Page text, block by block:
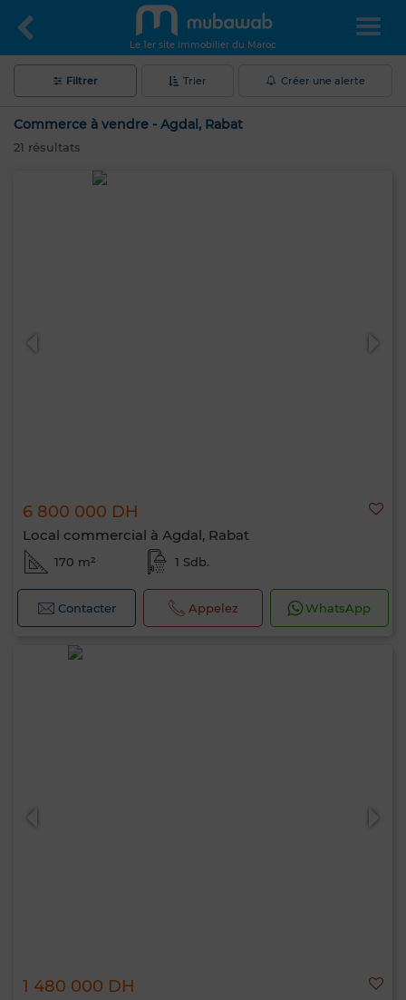
Le 1er site immobilier du Maroc
Filtrer Trier Créer une alerte
Commerce à vendre - Agdal, Rabat
21 résultats
6 800 000 DH
Local commercial à Agdal, Rabat
170 m² 1 Sdb.
Contacter Appelez WhatsApp
1 480 000 DH